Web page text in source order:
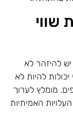
להיזהר לא
להיות לא
מומלץ לערוך
האמיתיות